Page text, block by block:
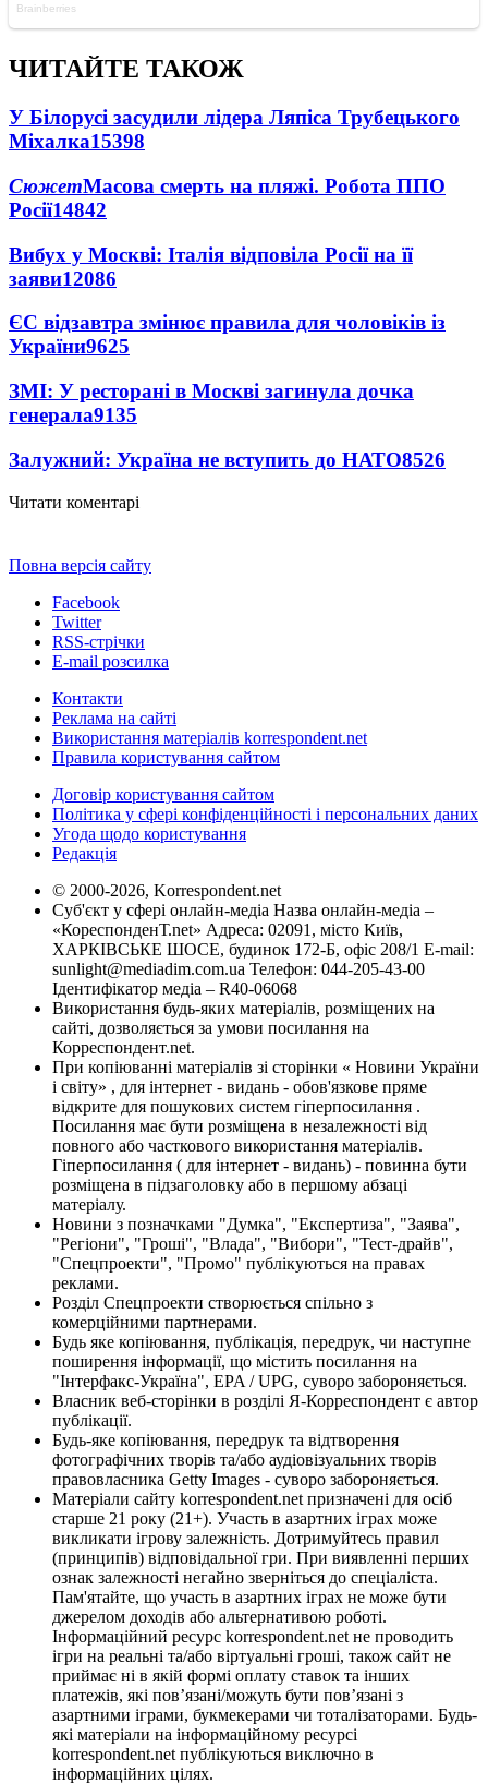
ЧИТАЙТЕ ТАКОЖ
У Білорусі засудили лідера Ляпіса Трубецького
Міхалка15398
СюжетМасова смерть на пляжі. Робота ППО
Росії14842
Вибух у Москві: Італія відповіла Росії на її
заяви12086
ЄС відзавтра змінює правила для чоловіків із
України9625
ЗМІ: У ресторані в Москві загинула дочка
генерала9135
Залужний: Україна не вступить до НАТО8526
Читати коментарі
Повна версія сайту
Facebook
Twitter
RSS-стрічки
E-mail розсилка
Контакти
Реклама на сайті
Використання матеріалів korrespondent.net
Правила користування сайтом
Договір користування сайтом
Політика у сфері конфіденційності і персональних даних
Угода щодо користування
Редакція
© 2000-2026, Korrespondent.net
Суб'єкт у сфері онлайн-медіа Назва онлайн-медіа –
«КореспонденТ.net» Адреса: 02091, місто Київ,
ХАРКІВСЬКЕ ШОСЕ, будинок 172-Б, офіс 208/1 E-mail:
sunlight@mediadim.com.ua Телефон: 044-205-43-00
Ідентифікатор медіа – R40-06068
Використання будь-яких матеріалів, розміщених на
сайті, дозволяється за умови посилання на
Корреспондент.net.
При копіюванні матеріалів зі сторінки « Новини України
і світу» , для інтернет - видань - обов'язкове пряме
відкрите для пошукових систем гіперпосилання .
Посилання має бути розміщена в незалежності від
повного або часткового використання матеріалів.
Гіперпосилання ( для інтернет - видань) - повинна бути
розміщена в підзаголовку або в першому абзаці
матеріалу.
Новини з позначками "Думка", "Експертиза", "Заява",
"Регіони", "Гроші", "Влада", "Вибори", "Тест-драйв",
"Спецпроекти", "Промо" публікуються на правах
реклами.
Розділ Спецпроекти створюється спільно з
комерційними партнерами.
Будь яке копіювання, публікація, передрук, чи наступне
поширення інформації, що містить посилання на
"Інтерфакс-Україна", EPA / UPG, суворо забороняється.
Власник веб-сторінки в розділі Я-Корреспондент є автор
публікації.
Будь-яке копіювання, передрук та відтворення
фотографічних творів та/або аудіовізуальних творів
правовласника Getty Images - суворо забороняється.
Матеріали сайту korrespondent.net призначені для осіб
старше 21 року (21+). Участь в азартних іграх може
викликати ігрову залежність. Дотримуйтесь правил
(принципів) відповідальної гри. При виявленні перших
ознак залежності негайно зверніться до спеціаліста.
Пам'ятайте, що участь в азартних іграх не може бути
джерелом доходів або альтернативою роботі.
Інформаційний ресурс korrespondent.net не проводить
ігри на реальні та/або віртуальні гроші, також сайт не
приймає ні в якій формі оплату ставок та інших
платежів, які пов’язані/можуть бути пов’язані з
азартними іграми, букмекерами чи тоталізаторами. Будь-
які матеріали на інформаційному ресурсі
korrespondent.net публікуються виключно в
інформаційних цілях.